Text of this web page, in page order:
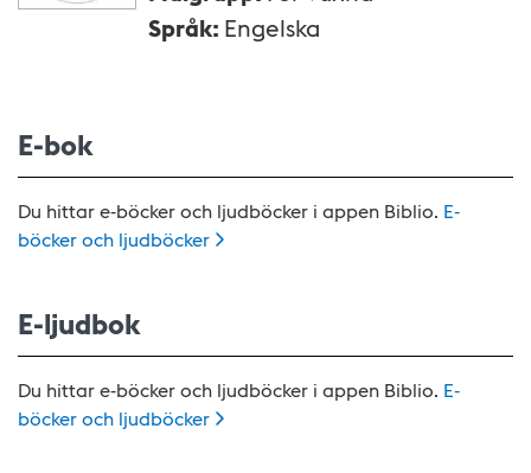
Språk: Engelska
E-bok
Du hittar e-böcker och ljudböcker i appen Biblio. E-
böcker och ljudböcker
E-ljudbok
Du hittar e-böcker och ljudböcker i appen Biblio. E-
böcker och ljudböcker